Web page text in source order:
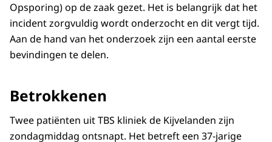
Opsporing) op de zaak gezet. Het is belangrijk dat het
incident zorgvuldig wordt onderzocht en dit vergt tijd.
Aan de hand van het onderzoek zijn een aantal eerste
bevindingen te delen.
Betrokkenen
Twee patiënten uit TBS kliniek de Kijvelanden zijn
zondagmiddag ontsnapt. Het betreft een 37-jarige